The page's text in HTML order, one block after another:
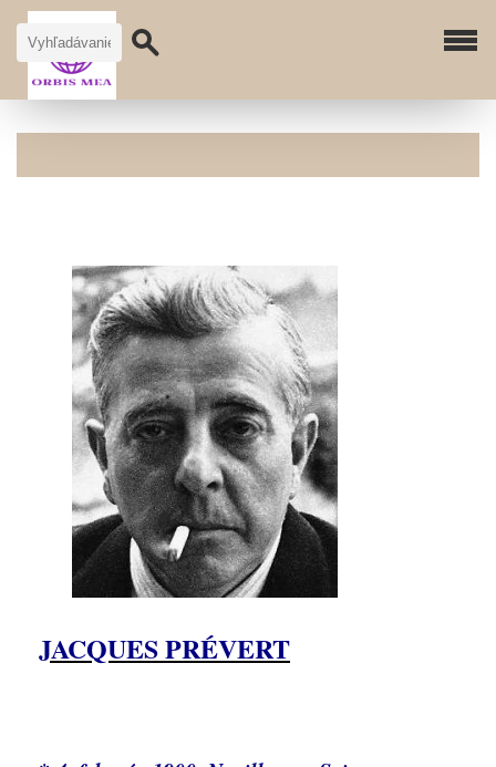
JACQUES PRÉVERT